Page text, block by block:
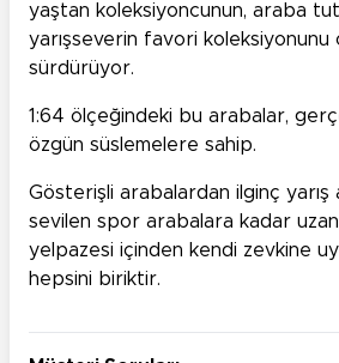
yaştan koleksiyoncunun, araba
yarışseverin favori koleksiyonunu
sürdürüyor.
1:64 ölçeğindeki bu arabalar,
özgün süslemelere sahip.
Gösterişli arabalardan ilginç yarış
sevilen spor arabalara kadar
yelpazesi içinden kendi zevkine
hepsini biriktir.